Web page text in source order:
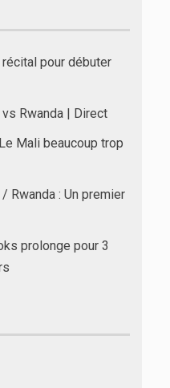
récital pour débuter
Rwanda | Direct
Mali beaucoup trop
Rwanda : Un premier
prolonge pour 3